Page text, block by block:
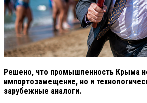
Решено, что промышленность Крыма
импортозамещение, но и
зарубежные аналоги.